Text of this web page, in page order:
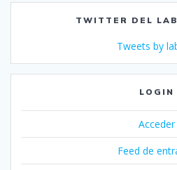
TWITTER DEL
Tweets by
LOGIN
Acceder
Feed de